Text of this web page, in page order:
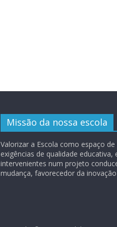
Missão da nossa escola
Valorizar a Escola como espaço
exigências de qualidade
intervenientes num projeto
mudança, favorecedor da